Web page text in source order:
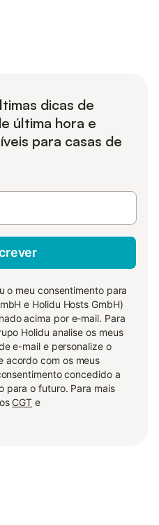
dicas de
última hora e
para casas de
o meu consentimento para
e Holidu Hosts GmbH)
acima por e-mail. Para
Holidu analise os meus
e-mail e personalize o
acordo com os meus
concedido a
para o futuro. Para mais
CGT e